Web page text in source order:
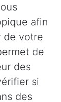
afin
de votre
de
des
si
des